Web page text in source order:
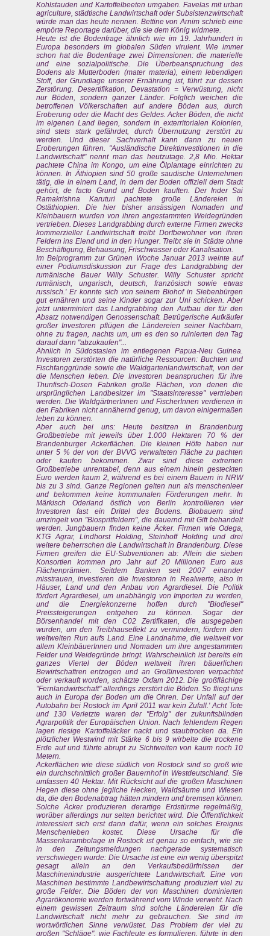
Kohlstauden und Kartoffelbeeten umgaben. Favelas mit urban
agriculture, städtische Landwirtschaft oder Subsistenzwirtschaft
würde man das heute nennen. Bettine von Arnim schrieb eine
empörte Reportage darüber, die sie dem König widmete.
Heute ist die Bodenfrage ähnlich wie im 19. Jahrhundert in
Europa besonders im globalen Süden virulent. Wie immer
schon hat die Bodenfrage zwei Dimensionen: die materielle
und eine sozialpolitische. Die Überbeanspruchung des
Bodens als Mutterboden (mater materia), einem lebendigen
Stoff, der Grundlage unserer Ernährung ist, führt zur dessen
Zerstörung. Desertifikation, Devastation = Verwüstung, nicht
nur Böden, sondern ganzer Länder. Folglich weichen die
betroffenen Völkerschaften auf andere Böden aus, durch
Eroberung oder die Macht des Geldes. Acker Böden, die nicht
im eigenen Land liegen, sondern in exterritorialen Kolonien,
sind stets stark gefährdet, durch Übernutzung zerstört zu
werden. Und dieser Sachverhalt kann dann zu neuen
Eroberungen führen. "Ausländische Direktinvestitionen in die
Landwirtschaft" nennt man das heutzutage. 2,8 Mio. Hektar
pachtete China im Kongo, um eine Ölplantage einrichten zu
können. In Äthiopien sind 50 große saudische Unternehmen
tätig, die in einem Land, in dem der Boden offiziell dem Stadt
gehört, de facto Grund und Boden kauften. Der Inder Sai
Ramakrishna Karuturi pachtete große Ländereien in
Ostäthiopien. Die hier bisher ansässigen Nomaden und
Kleinbauern wurden von ihren angestammten Weidegründen
vertrieben. Dieses Landgrabbing durch externe Firmen zwecks
kommerzieller Landwirtschaft treibt Dorfbewohner von ihren
Feldern ins Elend und in den Hunger. Treibt sie in Städte ohne
Beschäftigung, Behausung, Frischwasser oder Kanalisation.
Im Beiprogramm zur Grünen Woche Januar 2013 weinte auf
einer Podiumsdiskussion zur Frage des Landgrabbing der
rumänische Bauer Willy Schuster. Willy Schuster spricht
rumänisch, ungarisch, deutsch, französisch sowie etwas
russisch.' Er konnte sich von seinem Biohof in Siebenbürgen
gut ernähren und seine Kinder sogar zur Uni schicken. Aber
jetzt unterminiert das Landgrabbing den Aufbau der für den
Absatz notwendigen Genossenschaft. Betrügerische Aufkäufer
großer Investoren pflügen die Ländereien seiner Nachbarn,
ohne zu fragen, nachts um, um es den so ruinierten den Tag
darauf dann "abzukaufen"...
Ähnlich in Südostasien im entlegenen Papua-Neu Guinea.
Investoren zerstörten die natürliche Ressourcen: Buchten und
Fischfanggründe sowie die Waldgartenlandwirtschaft, von der
die Menschen leben. Die Investoren beanspruchen für ihre
Thunfisch-Dosen Fabriken große Flächen, von denen die
ursprünglichen Landbesitzer im "Staatsinteresse" vertrieben
werden. Die WaldgärtnerInnen und FischerInnen verdienen in
den Fabriken nicht annähernd genug, um davon einigermaßen
leben zu können.
Aber auch bei uns: Heute besitzen in Brandenburg
Großbetriebe mit jeweils über 1.000 Hektaren 70 % der
Brandenburger Ackerflächen. Die kleinen Höfe haben nur
unter 5 % der von der BVVG verwalteten Fläche zu pachten
oder kaufen bekommen. Zwar sind diese extremen
Großbetriebe unrentabel, denn aus einem hinein gesteckten
Euro werden kaum 2, während es bei einem Bauern in NRW
bis zu 3 sind. Ganze Regionen gelten nun als menschenleer
und bekommen keine kommunalen Förderungen mehr. In
Märkisch Oderland östlich von Berlin kontrollieren vier
Investoren fast ein Drittel des Bodens. Biobauern sind
umzingelt von "Biospritfeldern", die dauernd mit Gift behandelt
werden. Jungbauern finden keine Äcker. Firmen wie Odega,
KTG Agrar, Lindhorst Holding, Steinhoff Holding und drei
weitere beherrschen die Landwirtschaft in Brandenburg. Diese
Firmen greifen die EU-Subventionen ab: Allein die sieben
Konsortien kommen pro Jahr auf 20 Millionen Euro aus
Flächenprämien. Seitdem Banken seit 2007 einander
misstrauen, investieren die Investoren in Realwerte, also in
Häuser, Land und den Anbau von Agrardiesel. Die Politik
fördert Agrardiesel, um unabhängig von Importen zu werden,
und die Energiekonzerne hoffen durch "Biodiesel"
Preissteigerungen entgehen zu können. Sogar der
Börsenhandel mit den C02 Zertifikaten, die ausgegeben
wurden, um den Treibhauseffekt zu vermindern, fördern den
weltweiten Run aufs Land. Eine Landnahme, die weltweit vor
allem KleinbäuerInnen und Nomaden um ihre angestammten
Felder und Weidegründe bringt. Wahrscheinlich ist bereits ein
ganzes Viertel der Böden weltweit ihren bäuerlichen
Bewirtschaftren entzogen und an Großinvestoren verpachtet
oder verkauft worden, schätzte Oxfam 2012. Die großflächige
"Fernlandwirtschaft" allerdings zerstört die Böden. So fliegt uns
auch in Europa der Boden um die Ohren. Der Unfall auf der
Autobahn bei Rostock im April 2011 war kein Zufall.' Acht Tote
und 130 Verletzte waren der "Erfolg" der zukunftsblinden
Agrarpolitik der Europäischen Union. Nach fehlendem Regen
lagen riesige Kartoffeläcker nackt und staubtrocken da. Ein
plötzlicher Westwind mit Stärke 6 bis 9 wirbelte die trockene
Erde auf und führte abrupt zu Sichtweiten von kaum noch 10
Metern.
Ackerflächen wie diese südlich von Rostock sind so groß wie
ein durchschnittlich großer Bauernhof in Westdeutschland. Sie
umfassen 40 Hektar. Mit Rücksicht auf die großen Maschinen
Hegen diese ohne jegliche Hecken, Waldsäume und Wiesen
da, die den Bodenabtrag hätten mindern und bremsen können.
Solche Äcker produzieren derartige Erdstürme regelmäßig,
worüber allerdings nur selten berichtet wird. Die Öffentlichkeit
interessiert sich erst dann dafür, wenn ein solches Ereignis
Menschenleben kostet. Diese Ursache für die
Massenkarambolage in Rostock ist genau so einfach, wie sie
in den Zeitungsmeldungen nachgerade systematisch
verschwiegen wurde: Die Ursache ist eine ein wenig überspitzt
gesagt allein an den Verkaufsbedürfnissen der
Maschinenindustrie ausgerichtete Landwirtschaft. Eine von
Maschinen bestimmte Landbewirtschaftung produziert viel zu
große Felder. Die Böden der von Maschinen dominierten
Agrarökonomie werden fortwährend vom Winde verweht. Nach
einem gewissen Zeitraum sind solche Ländereien für die
Landwirtschaft nicht mehr zu gebrauchen. Sie sind im
wortwörtlichen Sinne verwüstet. Das Problem der viel zu
großen "Schläge", wie Fachleute es formulieren, führte in den